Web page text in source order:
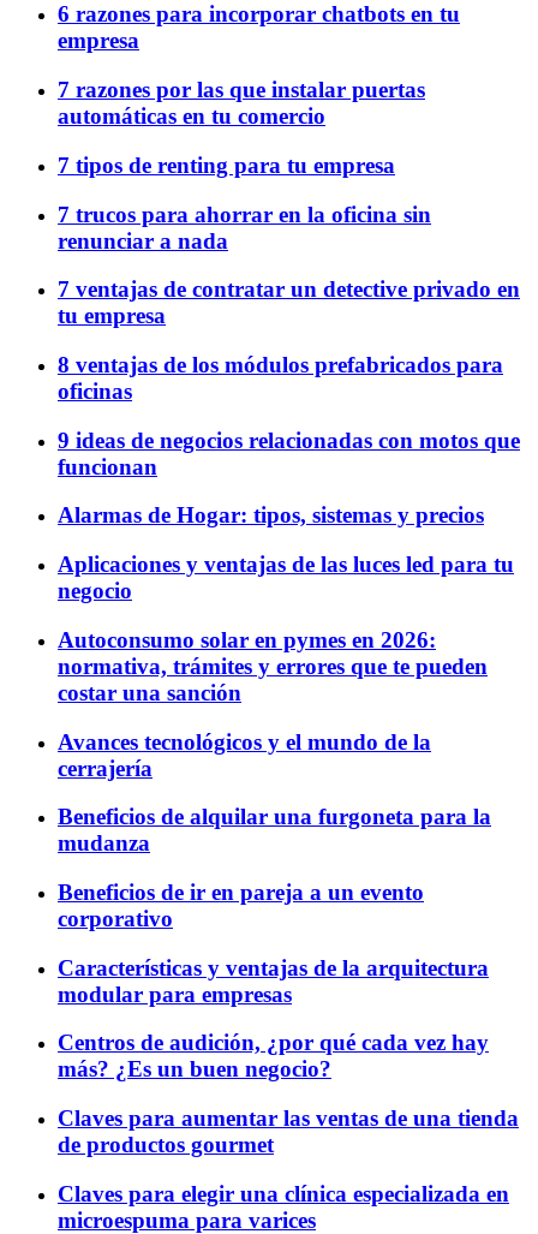
6 razones para incorporar chatbots en tu
empresa
7 razones por las que instalar puertas
automáticas en tu comercio
7 tipos de renting para tu empresa
7 trucos para ahorrar en la oficina sin
renunciar a nada
7 ventajas de contratar un detective privado en
tu empresa
8 ventajas de los módulos prefabricados para
oficinas
9 ideas de negocios relacionadas con motos que
funcionan
Alarmas de Hogar: tipos, sistemas y precios
Aplicaciones y ventajas de las luces led para tu
negocio
Autoconsumo solar en pymes en 2026:
normativa, trámites y errores que te pueden
costar una sanción
Avances tecnológicos y el mundo de la
cerrajería
Beneficios de alquilar una furgoneta para la
mudanza
Beneficios de ir en pareja a un evento
corporativo
Características y ventajas de la arquitectura
modular para empresas
Centros de audición, ¿por qué cada vez hay
más? ¿Es un buen negocio?
Claves para aumentar las ventas de una tienda
de productos gourmet
Claves para elegir una clínica especializada en
microespuma para varices